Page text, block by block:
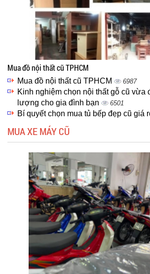
Mua đồ nội thất cũ TPHCM
Mua đồ nội thất cũ TPHCM 6987
Kinh nghiệm chọn nội thất gỗ cũ vừa
lượng cho gia đình bạn
6501
Bí quyết chọn mua tủ bếp đẹp cũ giá
MUA XE MÁY CŨ